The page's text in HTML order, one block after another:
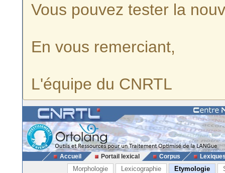
Vous pouvez tester la
En vous remerciant,
L'équipe du CNRTL
Accueil Portail lexical Corpus
Morphologie Lexicographie Etymologie